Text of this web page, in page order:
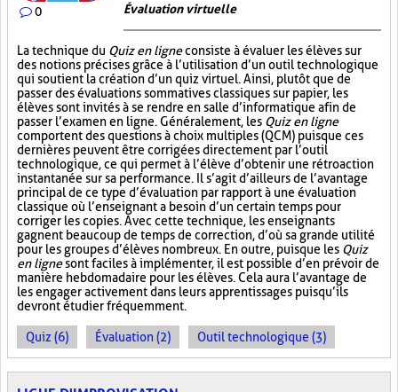
0 Évaluation virtuelle
La technique du Quiz en ligneconsiste à évaluer les élèves sur
des notions précises grâce à l’utilisation d’un outil technologique
qui soutient la création d’un quiz virtuel. Ainsi, plutôt que de
passer des évaluations sommatives classiques sur papier, les
élèves sont invités à se rendre en salle d’informatique afin de
passer l’examen en ligne. Généralement, les Quiz en ligne
comportent des questions à choix multiples (QCM) puisque ces
dernières peuvent être corrigées directement par l’outil
technologique, ce qui permet à l’élève d’obtenir une rétroaction
instantanée sur sa performance. Il s’agit d’ailleurs de l’avantage
principal de ce type d’évaluation par rapport à une évaluation
classique où l’enseignant a besoin d’un certain temps pour
corriger les copies. Avec cette technique, les enseignants
gagnent beaucoup de temps de correction, d’où sa grande utilité
pour les groupes d’élèves nombreux. En outre, puisque les Quiz
en lignesont faciles à implémenter, il est possible d’en prévoir de
manière hebdomadaire pour les élèves. Cela aura l’avantage de
les engager activement dans leurs apprentissages puisqu’ils
devront étudier fréquemment.
Quiz (6) Évaluation (2) Outil technologique (3)